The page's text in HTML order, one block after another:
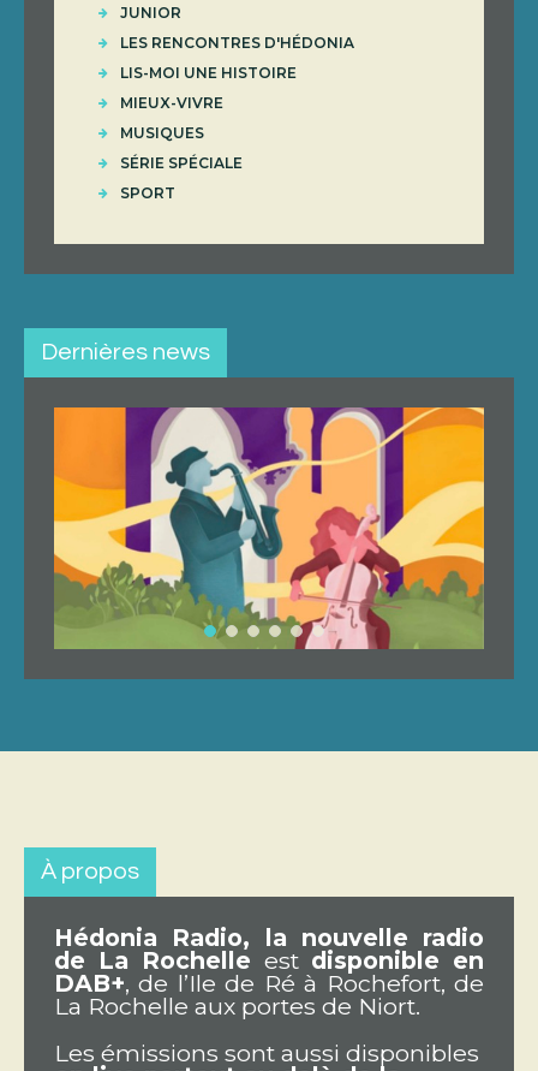
JUNIOR
LES RENCONTRES D'HÉDONIA
LIS-MOI UNE HISTOIRE
MIEUX-VIVRE
MUSIQUES
SÉRIE SPÉCIALE
SPORT
Dernières news
À propos
Hédonia Radio, la nouvelle radio
de La Rochelle est disponible en
DAB+, de l’Ile de Ré à Rochefort, de
La Rochelle aux portes de Niort.
Les émissions sont aussi disponibles